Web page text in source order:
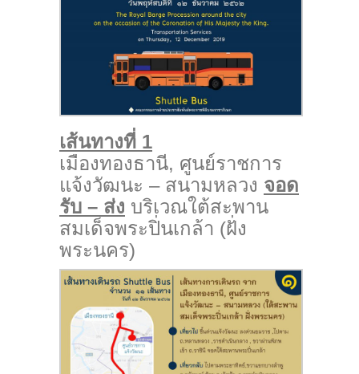
เส้นทางที่ 1
เมืองทองธานี, ศูนย์ราชการ
แจ้งวัฒนะ – สนามหลวง จอด
รับ – ส่ง บริเวณใต้สะพาน
สมเด็จพระปิ่นเกล้า (ฝั่ง
พระนคร)